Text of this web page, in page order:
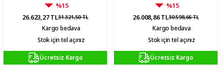
%15
26.623,27 TL31.321,50 TL
Kargo bedava
Stok için tel açınız
%15
26.008,86 TL30.598,66 TL
Kargo bedava
Stok için tel açınız
Ücretsiz Kargo Ücretsiz Kargo